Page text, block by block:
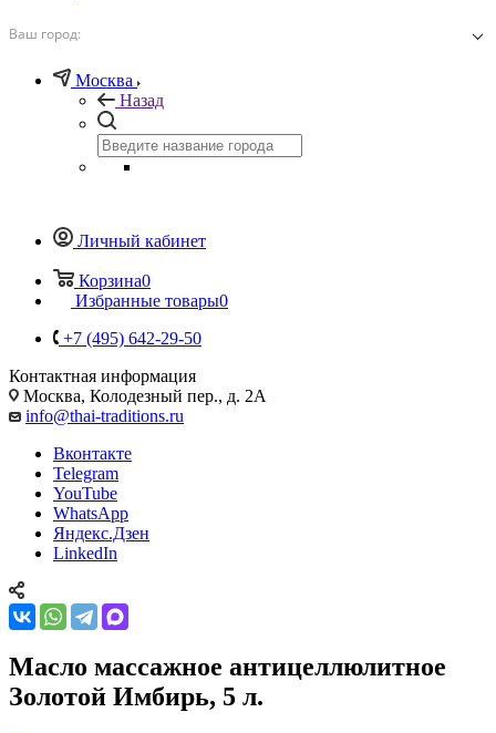
Ваш город:
Москва
Назад
Личный кабинет
Корзина0
Избранные товары0
+7 (495) 642-29-50
Контактная информация
Москва, Колодезный пер., д. 2А
info@thai-traditions.ru
Вконтакте
Telegram
YouTube
WhatsApp
Яндекс.Дзен
LinkedIn
Масло массажное антицеллюлитное
Золотой Имбирь, 5 л.